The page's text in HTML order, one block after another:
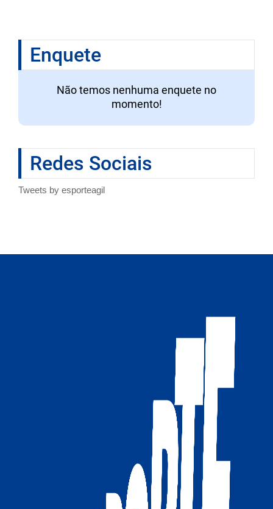
Enquete
Não temos nenhuma enquete no
momento!
Redes Sociais
Tweets by esporteagil